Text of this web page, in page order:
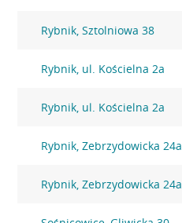
Rybnik, Sztolniowa 38
Rybnik, ul. Kościelna 2a
Rybnik, ul. Kościelna 2a
Rybnik, Zebrzydowicka 24a
Rybnik, Zebrzydowicka 24a